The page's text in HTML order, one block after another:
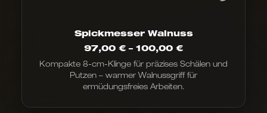
Spickmesser Walnuss
97,00 € – 100,00 €Preisspanne:
bis
100,00 €
Kompakte 8-cm-Klinge für präzises Schälen und
Putzen – warmer Walnussgriff für
ermüdungsfreies Arbeiten.